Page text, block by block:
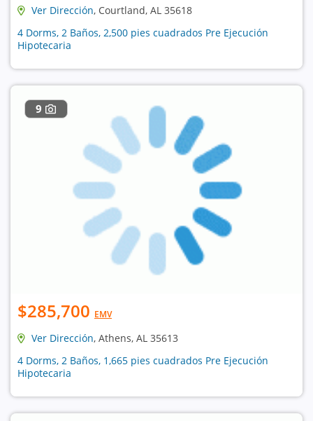
Ver Dirección, Courtland, AL 35618
4 Dorms, 2 Baños, 2,500 pies cuadrados Pre Ejecución
Hipotecaria
9
$285,700 EMV
Ver Dirección, Athens, AL 35613
4 Dorms, 2 Baños, 1,665 pies cuadrados Pre Ejecución
Hipotecaria